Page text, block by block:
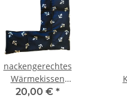
nackengerechtes
Wärmekissen
Rapssamen RNXXL14
20,00 € *